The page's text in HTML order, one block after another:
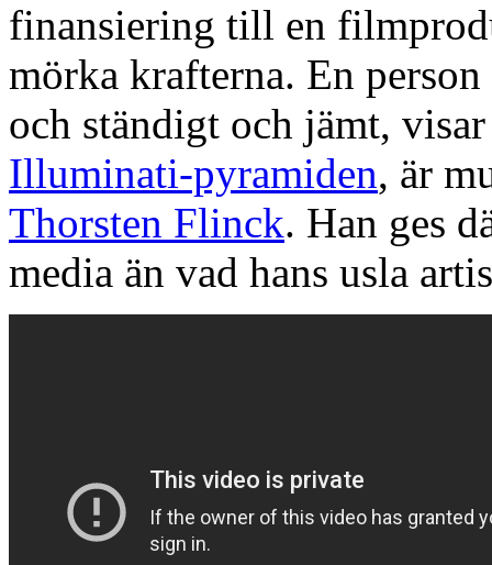
finansiering till en
mörka krafterna. En
och ständigt och jämt,
Illuminati-pyramiden, är
Thorsten Flinck. Han ges
media än vad hans usla